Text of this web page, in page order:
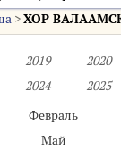
>ХОР
2019 2020
2024 2025
Февраль
Май